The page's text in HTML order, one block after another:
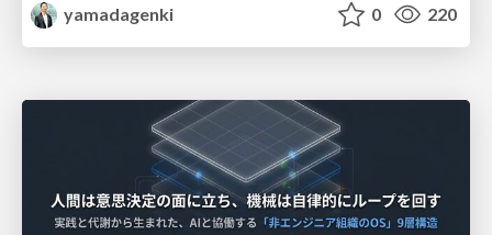
yamadagenki
0 220